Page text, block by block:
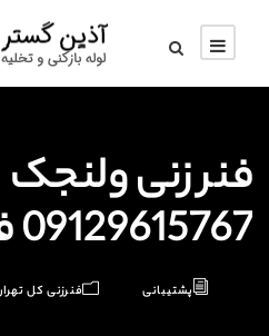
فنر زنی ولنجک
09129615767 فاضلاب
پشتیبانی فنرزنی کل